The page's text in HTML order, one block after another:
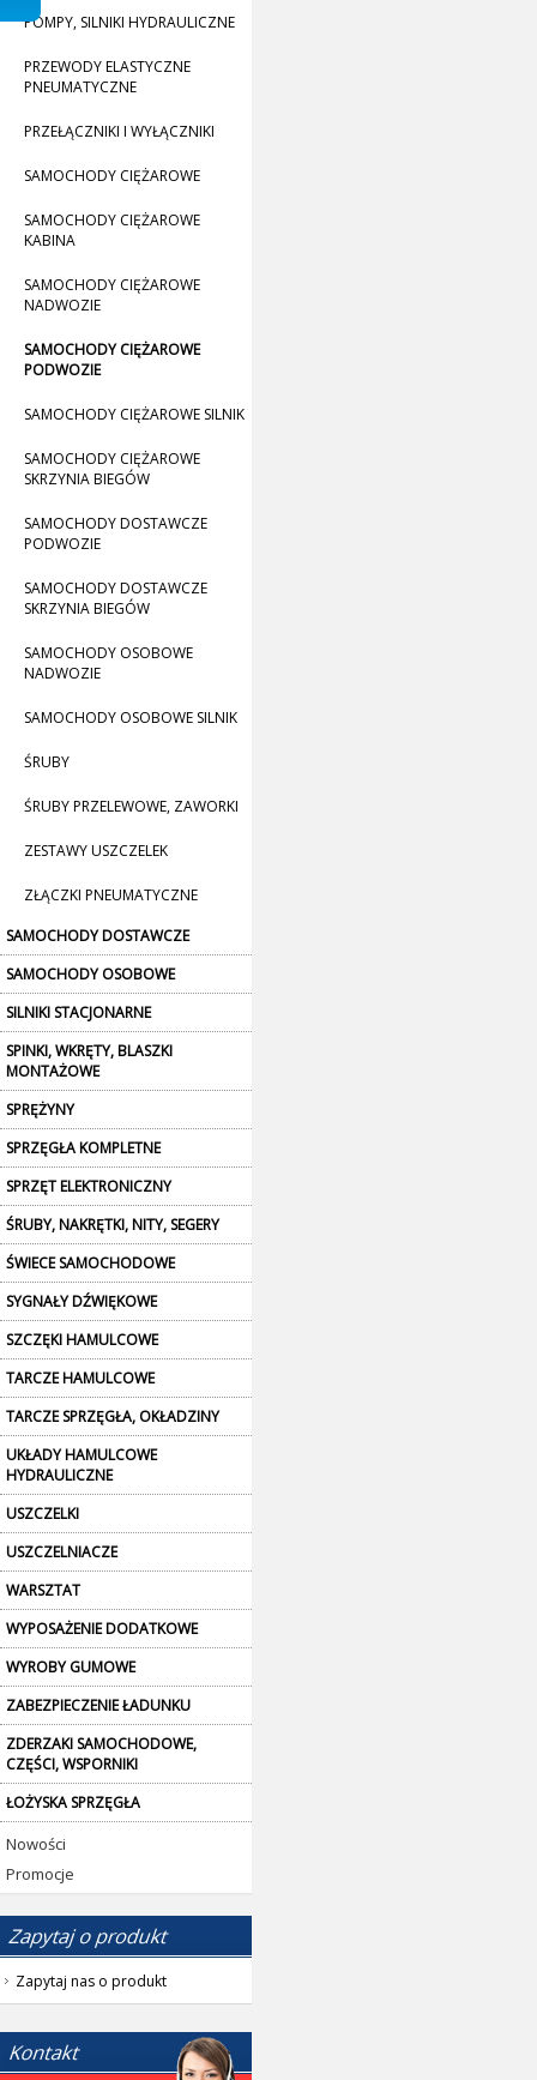
POMPY, SILNIKI HYDRAULICZNE
PRZEWODY ELASTYCZNE
PNEUMATYCZNE
PRZEŁĄCZNIKI I WYŁĄCZNIKI
SAMOCHODY CIĘŻAROWE
SAMOCHODY CIĘŻAROWE
KABINA
SAMOCHODY CIĘŻAROWE
NADWOZIE
SAMOCHODY CIĘŻAROWE
PODWOZIE
SAMOCHODY CIĘŻAROWE SILNIK
SAMOCHODY CIĘŻAROWE
SKRZYNIA BIEGÓW
SAMOCHODY DOSTAWCZE
PODWOZIE
SAMOCHODY DOSTAWCZE
SKRZYNIA BIEGÓW
SAMOCHODY OSOBOWE
NADWOZIE
SAMOCHODY OSOBOWE SILNIK
ŚRUBY
ŚRUBY PRZELEWOWE, ZAWORKI
ZESTAWY USZCZELEK
ZŁĄCZKI PNEUMATYCZNE
SAMOCHODY DOSTAWCZE
SAMOCHODY OSOBOWE
SILNIKI STACJONARNE
SPINKI, WKRĘTY, BLASZKI
MONTAŻOWE
SPRĘŻYNY
SPRZĘGŁA KOMPLETNE
SPRZĘT ELEKTRONICZNY
ŚRUBY, NAKRĘTKI, NITY, SEGERY
ŚWIECE SAMOCHODOWE
SYGNAŁY DŹWIĘKOWE
SZCZĘKI HAMULCOWE
TARCZE HAMULCOWE
TARCZE SPRZĘGŁA, OKŁADZINY
UKŁADY HAMULCOWE
HYDRAULICZNE
USZCZELKI
USZCZELNIACZE
WARSZTAT
WYPOSAŻENIE DODATKOWE
WYROBY GUMOWE
ZABEZPIECZENIE ŁADUNKU
ZDERZAKI SAMOCHODOWE,
CZĘŚCI, WSPORNIKI
ŁOŻYSKA SPRZĘGŁA
Nowości
Promocje
Zapytaj nas o produkt